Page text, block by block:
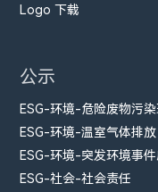
Logo 下载
公示
ESG-环境-危险废物污
ESG-环境-温室气体排放
ESG-环境-突发环境事
ESG-社会-社会责任